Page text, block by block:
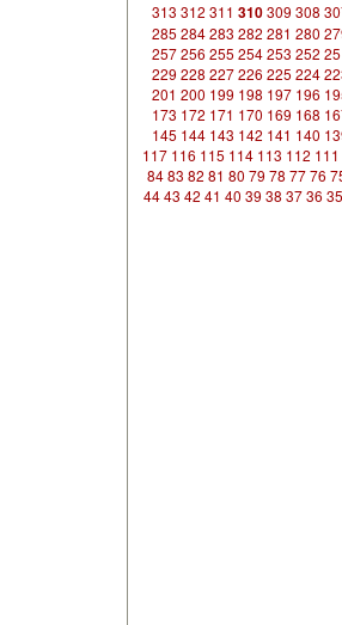
313 312 311 310 309 308
285 284 283 282 281 280
257 256 255 254 253 252
229 228 227 226 225 224
201 200 199 198 197 196
173 172 171 170 169 168
145 144 143 142 141 140
117 116 115 114 113 112 111
84 83 82 81 80 79 78 77 76
4443 42 41 40 39 38 3736 35